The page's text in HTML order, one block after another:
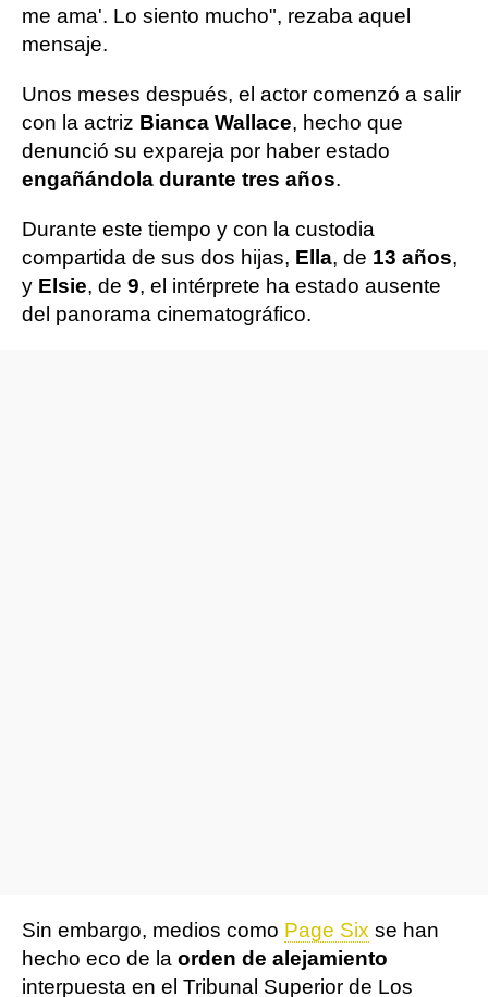
me ama'. Lo siento mucho", rezaba aquel
mensaje.
Unos meses después, el actor comenzó a salir
con la actriz Bianca Wallace, hecho que
denunció su expareja por haber estado
engañándola durante tres años.
Durante este tiempo y con la custodia
compartida de sus dos hijas, Ella, de 13 años,
y Elsie, de 9, el intérprete ha estado ausente
del panorama cinematográfico.
Sin embargo, medios como Page Six se han
hecho eco de la orden de alejamiento
interpuesta en el Tribunal Superior de Los